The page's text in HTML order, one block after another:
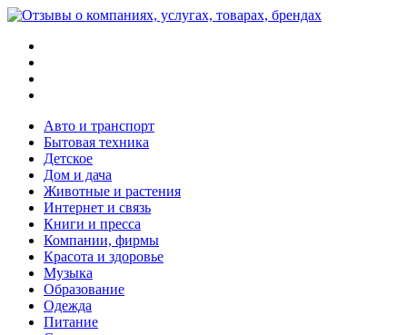
Авто и транспорт
Бытовая техника
Детское
Дом и дача
Животные и растения
Интернет и связь
Книги и пресса
Компании, фирмы
Красота и здоровье
Музыка
Образование
Одежда
Питание